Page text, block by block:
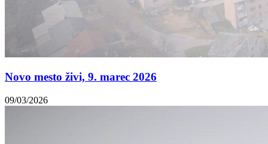
Novo mesto živi, 9. marec 2026
09/03/2026